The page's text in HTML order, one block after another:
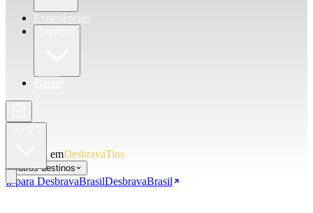
Você está emDesbravaTins
Outros destinos
Ir para DesbravaBrasilDesbravaBrasil
Experiências